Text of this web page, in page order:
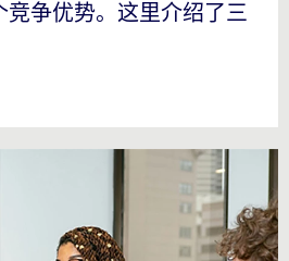
竞争优势。这里介绍了三